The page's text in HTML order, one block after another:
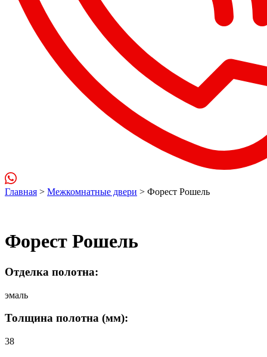
Главная > Межкомнатные двери > Форест Рошель
Форест Рошель
Отделка полотна:
эмаль
Толщина полотна (мм):
38